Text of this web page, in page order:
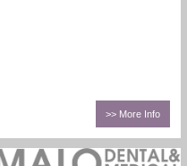
>> More Info